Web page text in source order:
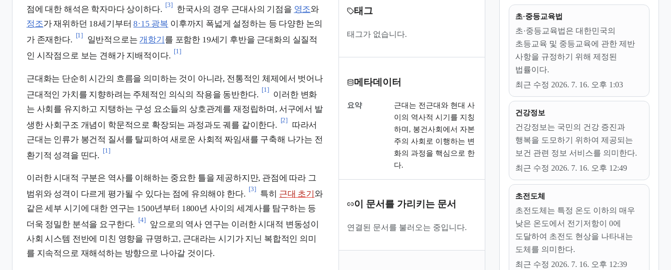
점에 대한 해석은 학자마다 상이하다.
[3]
한국사의 경우 근대사의 기점을 영조와
정조가 재위하던 18세기부터8·15 광복 이후까지 폭넓게 설정하는 등 다양한 논의
가 존재한다.
[1]
일반적으로는 개항기 를 포함한 19세기 후반을 근대화의 실질적
인 시작점으로 보는 견해가 지배적이다.
[1]
근대화는 단순히 시간의 흐름을 의미하는 것이 아니라, 전통적인 체제에서 벗어나
근대적인 가치를 지향하려는 주체적인 의식의 작용을 동반한다.
[1]
이러한 변화
는 사회를 유지하고 지탱하는 구성 요소들의 상호관계를 재정립하며, 서구에서 발
생한 사회구조 개념이 학문적으로 확장되는 과정과도 궤를 같이한다.
[2]
따라서
근대는 인류가 봉건적 질서를 탈피하여 새로운 사회적 짜임새를 구축해 나가는 전
환기적 성격을 띤다.
[1]
이러한 시대적 구분은 역사를 이해하는 중요한 틀을 제공하지만, 관점에 따라 그
범위와 성격이 다르게 평가될 수 있다는 점에 유의해야 한다.
[3]
특히 근대 초기 와
같은 세부 시기에 대한 연구는 1500년부터 1800년 사이의 세계사를 탐구하는 등
더욱 정밀한 분석을 요구한다.
[4]
앞으로의 역사 연구는 이러한 시대적 변동성이
사회 시스템 전반에 미친 영향을 규명하고, 근대라는 시기가 지닌 복합적인 의미
를 지속적으로 재해석하는 방향으로 나아갈 것이다.
태그
태그가 없습니다.
메타데이터
요약
근대는 전근대와 현대 사
이의 역사적 시기를 지칭
하며, 봉건사회에서 자본
주의 사회로 이행하는 변
화의 과정을 핵심으로 한
다.
이 문서를 가리키는 문서
연결된 문서를 불러오는 중입니다.
초·중등교육법
초·중등교육법은 대한민국의
초등교육 및 중등교육에 관한 제반
사항을 규정하기 위해 제정된
법률이다.
최근 수정 2026. 7. 16. 오후 1:03
건강정보
건강정보는 국민의 건강 증진과
행복을 도모하기 위하여 제공되는
보건 관련 정보 서비스를 의미한다.
최근 수정 2026. 7. 16. 오후 12:49
초전도체
초전도체는 특정 온도 이하의 매우
낮은 온도에서 전기저항이 0에
도달하여 초전도 현상을 나타내는
도체를 의미한다.
최근 수정 2026. 7. 16. 오후 12:39